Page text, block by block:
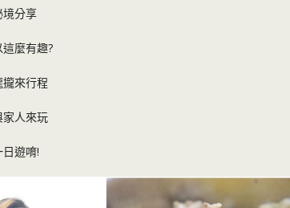
境分享
麼有趣?
來行程
人來玩
遊唷!